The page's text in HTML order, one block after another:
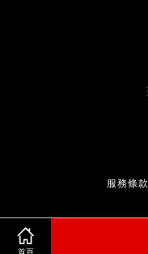
首頁
服務條款